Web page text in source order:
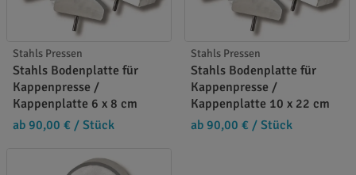
Stahls Pressen
Stahls Bodenplatte für
Kappenpresse /
Kappenplatte 6 x 8 cm
ab 90,00 € / Stück
Stahls Pressen
Stahls Bodenplatte für
Kappenpresse /
Kappenplatte 10 x 22 cm
ab 90,00 € / Stück